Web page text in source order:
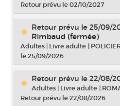
Retour prévu le 02/10/2027
Retour prévu le 25/09/
Rimbaud (fermée)
Adultes | Livre adulte |
le 25/09/2026
Retour prévu le 22/08/
Adultes | Livre adulte |
Retour prévu le 22/08/2026